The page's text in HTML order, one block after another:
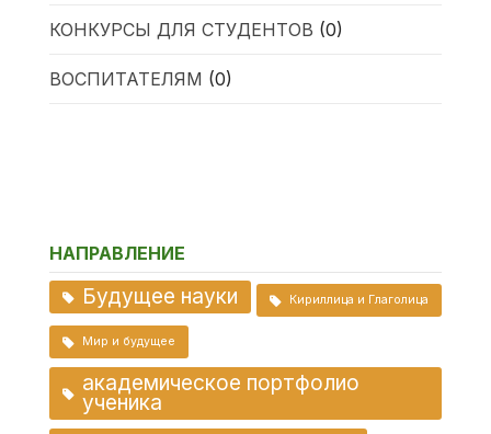
КОНКУРСЫ ДЛЯ СТУДЕНТОВ (0)
ВОСПИТАТЕЛЯМ (0)
НАПРАВЛЕНИЕ
Будущее науки Кириллица и Глаголица
Мир и будущее
академическое портфолио
ученика